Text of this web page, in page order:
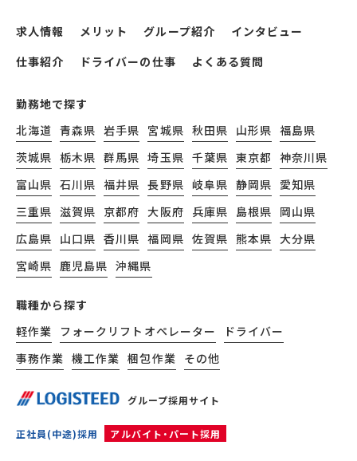
グループ採用サイト
正社員(中途)採用 アルバイト・パート採用
求人情報 メリット グループ紹介
インタビュー
仕事紹介
ドライバーの仕事 よくある質問
勤務地で探す
北海道 青森県 岩手県 宮城県 秋田県 山形県 福島県
茨城県 栃木県 群馬県 埼玉県 千葉県 東京都 神奈川県
富山県 石川県 福井県 長野県 岐阜県 静岡県 愛知県
三重県 滋賀県 京都府 大阪府 兵庫県 島根県 岡山県
広島県 山口県 香川県 福岡県 佐賀県 熊本県 大分県
宮崎県 鹿児島県 沖縄県
職種から探す
軽作業
フォークリフトオペレーター
ドライバー
事務作業 機工作業 梱包作業 その他